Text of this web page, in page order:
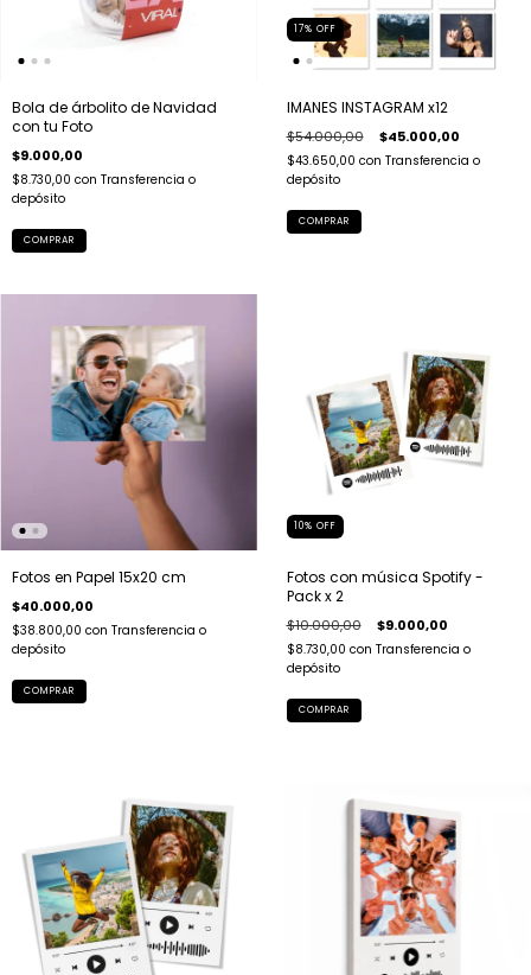
Bola de árbolito de Navidad
con tu Foto
$9.000,00
$8.730,00 con Transferencia o
depósito
COMPRAR
17% OFF
IMANES INSTAGRAM x12
$54.000,00 $45.000,00
$43.650,00 con Transferencia o
depósito
Fotos en Papel 15x20 cm
$40.000,00
$38.800,00 con Transferencia o
depósito
COMPRAR
10% OFF
Fotos con música Spotify -
Pack x 2
$10.000,00 $9.000,00
$8.730,00 con Transferencia o
depósito